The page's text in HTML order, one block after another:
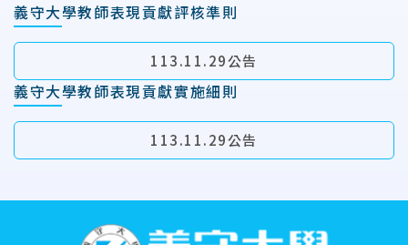
義守大學教師表現貢獻評核準則
113.11.29公告
義守大學教師表現貢獻實施細則
113.11.29公告